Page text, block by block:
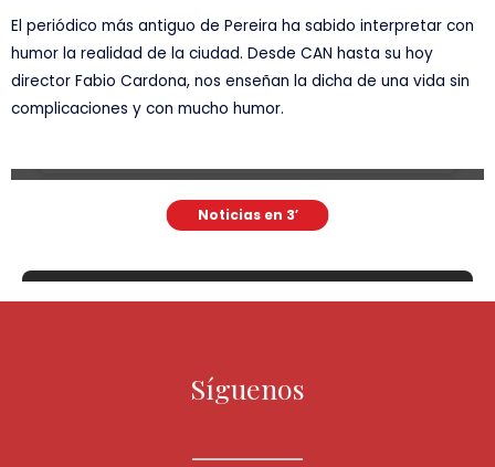
El periódico más antiguo de Pereira ha sabido interpretar con
humor la realidad de la ciudad. Desde CAN hasta su hoy
director Fabio Cardona, nos enseñan la dicha de una vida sin
complicaciones y con mucho humor.
Síguenos